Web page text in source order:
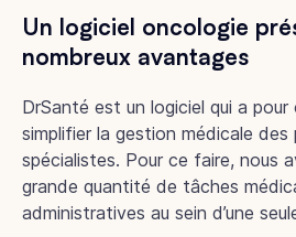
Un logiciel oncologie
nombreux avantages
DrSanté est un logiciel qui a
simplifier la gestion médicale des
spécialistes. Pour ce faire, nous
grande quantité de tâches
administratives au sein d’une